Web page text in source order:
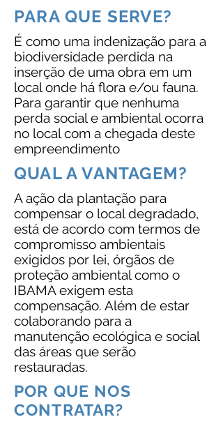
PARA QUE SERVE?
É como uma indenização para a
biodiversidade perdida na
inserção de uma obra em um
local onde há flora e/ou fauna.
Para garantir que nenhuma
perda social e ambiental ocorra
no local com a chegada deste
empreendimento
QUAL A VANTAGEM?
A ação da plantação para
compensar o local degradado,
está de acordo com termos de
compromisso ambientais
exigidos por lei, órgãos de
proteção ambiental como o
IBAMA exigem esta
compensação. Além de estar
colaborando para a
manutenção ecológica e social
das áreas que serão
restauradas.
POR QUE NOS
CONTRATAR?